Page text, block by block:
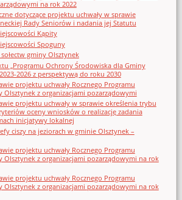
na rok 2022
dotyczące projektu uchwały w sprawie
Rady Seniorów i nadania jej Statutu
Kąpity
Spoguny
gminy Olsztynek
„Programu Ochrony Środowiska dla Gminy
2026 z perspektywą do roku 2030
projektu uchwały Rocznego Programu
Olsztynek z organizacjami pozarządowymi
projektu uchwały w sprawie określenia trybu
oceny wniosków o realizację zadania
inicjatywy lokalnej
ciszy na jeziorach w gminie Olsztynek –
projektu uchwały Rocznego Programu
Olsztynek z organizacjami pozarządowymi na rok
projektu uchwały Rocznego Programu
Olsztynek z organizacjami pozarządowymi na rok